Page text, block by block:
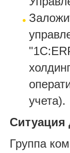
учета).
Ситуация
Группа